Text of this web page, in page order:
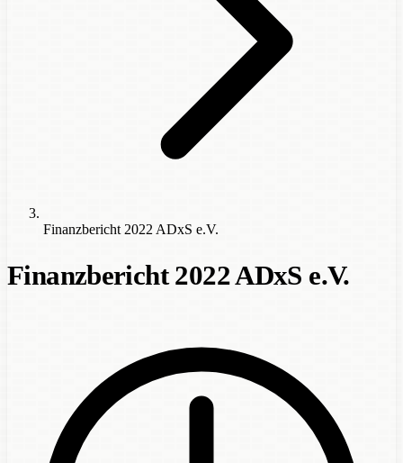
Finanzbericht 2022 ADxS e.V.
Finanzbericht 2022 ADxS e.V.